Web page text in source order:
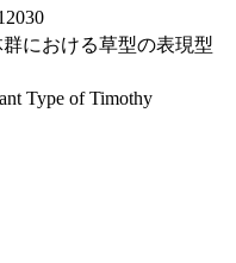
における草型の表現型
Type of Timothy